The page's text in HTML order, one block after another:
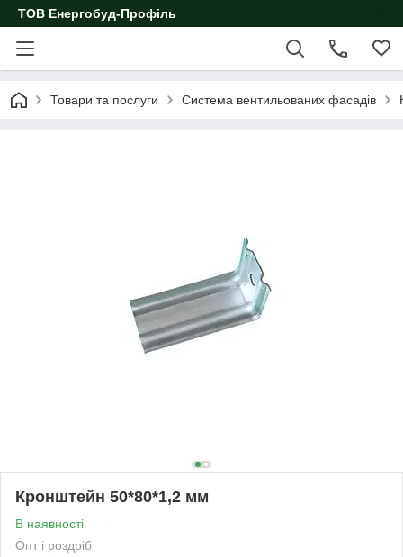
ТОВ Енергобуд-Профіль
Товари та послуги Система вентильованих фасадів
Кронштейн 50*80*1,2 мм
В наявності
Опт і роздріб